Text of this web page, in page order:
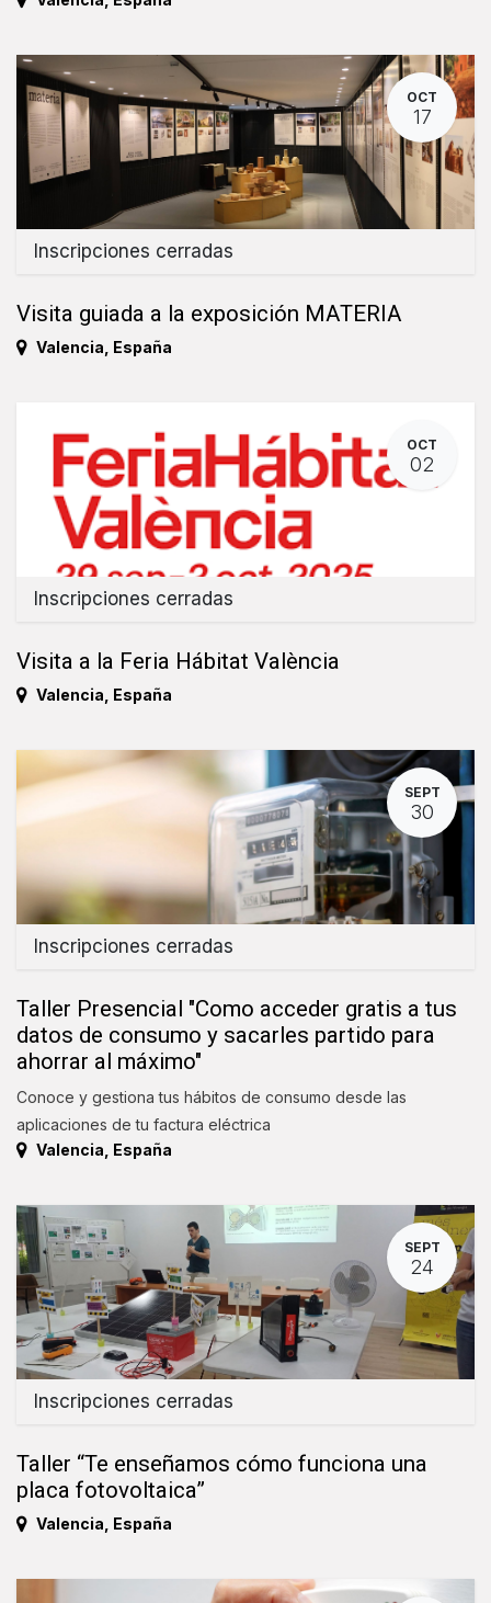
OCT
17
Inscripciones cerradas
Visita guiada a la exposición MATERIA
Valencia España
OCT
02
Inscripciones cerradas
Visita a la Feria Hábitat València
Valencia España
SEPT
30
Inscripciones cerradas
Taller Presencial "Como acceder gratis a tus
datos de consumo y sacarles partido para
ahorrar al máximo"
Conoce y gestiona tus hábitos de consumo desde las
aplicaciones de tu factura eléctrica
Valencia España
SEPT
24
Inscripciones cerradas
Taller “Te enseñamos cómo funciona una
placa fotovoltaica”
Valencia España